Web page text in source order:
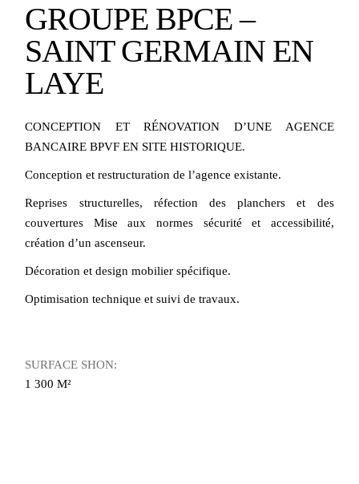
GROUPE BPCE –
SAINT GERMAIN EN
LAYE
CONCEPTION ET RÉNOVATION D’UNE AGENCE
BANCAIRE BPVF EN SITE HISTORIQUE.
Conception et restructuration de l’agence existante.
Reprises structurelles, réfection des planchers et des
couvertures Mise aux normes sécurité et accessibilité,
création d’un ascenseur.
Décoration et design mobilier spécifique.
Optimisation technique et suivi de travaux.
SURFACE SHON:
1 300 M²